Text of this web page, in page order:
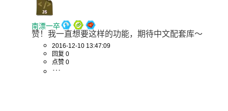
南漂一卒
赞！我一直想要这样的功能，期待中文配套库～
2016-12-10 13:47:09
回复 0
点赞 0